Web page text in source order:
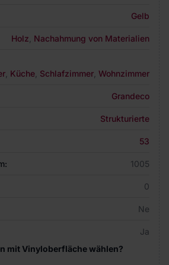
Gelb
Holz Nachahmung von Materialien
Küche Schlafzimmer Wohnzimmer
Grandeco
Strukturierte
53
1005
0
Ne
Ja
mit Vinyloberfläche wählen?